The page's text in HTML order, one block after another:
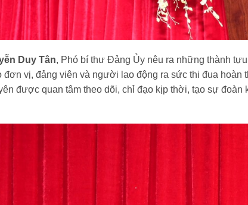
Duy Tân, Phó bí thư Đảng Ủy nêu ra những thành
đơn vị, đảng viên và người lao động ra sức thi đua hoàn
được quan tâm theo dõi, chỉ đạo kịp thời, tạo sự đoàn